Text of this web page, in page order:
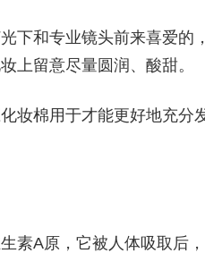
下和专业镜头前来喜爱
上留意尽量圆润、酸甜。
妆棉用于才能更好地充
素A原，它被人体吸取后